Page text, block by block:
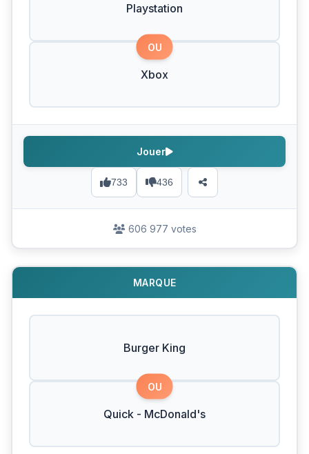
Playstation
OU
Xbox
733 436
Jouer
606 977 votes
MARQUE
Burger King
OU
Quick - McDonald's